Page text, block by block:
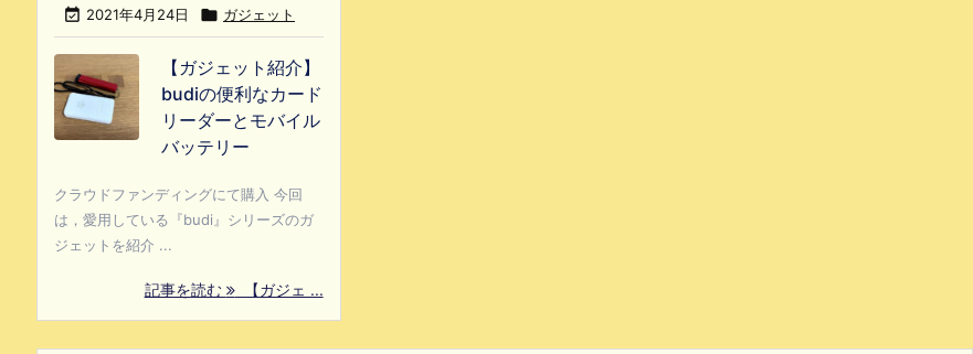
 2021年4月24日  ガジェット
【ガジェット紹介】
budiの便利なカード
リーダーとモバイル
バッテリー
クラウドファンディングにて購入 今回
は，愛用している『budi』シリーズのガ
ジェットを紹介 ...
記事を読む 【ガジェ ...